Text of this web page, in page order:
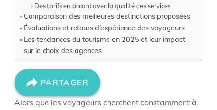
Des tarifs en accord avec la qualité des services
Comparaison des meilleures destinations proposées
Évaluations et retours d’expérience des voyageurs
Les tendances du tourisme en 2025 et leur impact
sur le choix des agences
PARTAGER
Alors que les voyageurs cherchent constamment à